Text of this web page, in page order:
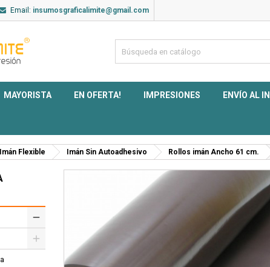
Email: insumosgraficalimite@gmail.com
MAYORISTA EN OFERTA! IMPRESIONES ENVÍO AL
Imán Flexible Imán Sin Autoadhesivo Rollos imán Ancho 61 cm.